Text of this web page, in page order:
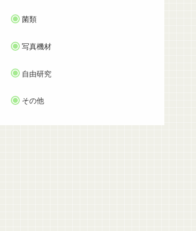
菌類
写真機材
自由研究
その他